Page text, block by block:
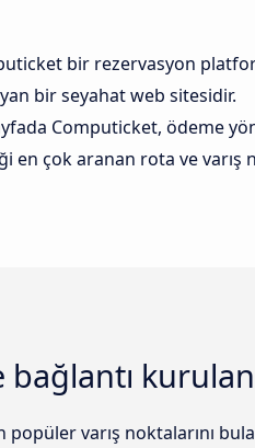
bir rezervasyon
bir seyahat web sitesidir.
Computicket, ödeme
en çok aranan rota ve varış
bağlantı
popüler varış noktalarını